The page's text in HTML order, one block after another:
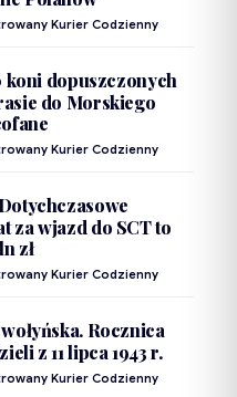
Kurier Codzienny
koni dopuszczonych
do Morskiego
Kurier Codzienny
za wjazd do SCT to
zł
Kurier Codzienny
Rocznica
z 11 lipca 1943 r.
Kurier Codzienny